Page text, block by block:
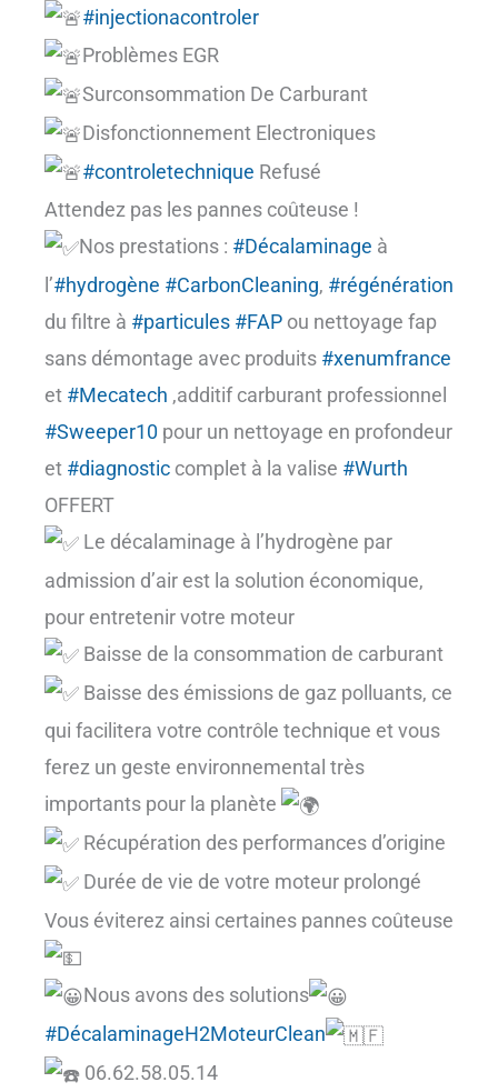
#injectionacontroler
Problèmes EGR
Surconsommation De Carburant
Disfonctionnement Electroniques
#controletechnique Refusé
Attendez pas les pannes coûteuse !
Nos prestations : #Décalaminage à
l’#hydrogène #CarbonCleaning, #régénération
du filtre à #particules #FAP ou nettoyage fap
sans démontage avec produits #xenumfrance
et #Mecatech ,additif carburant professionnel
#Sweeper10 pour un nettoyage en profondeur
et #diagnostic complet à la valise #Wurth
OFFERT
Le décalaminage à l’hydrogène par
admission d’air est la solution économique,
pour entretenir votre moteur
Baisse de la consommation de carburant
Baisse des émissions de gaz polluants, ce
qui facilitera votre contrôle technique et vous
ferez un geste environnemental très
importants pour la planète
Récupération des performances d’origine
Durée de vie de votre moteur prolongé
Vous éviterez ainsi certaines pannes coûteuse
Nous avons des solutions
#DécalaminageH2MoteurClean
06.62.58.05.14